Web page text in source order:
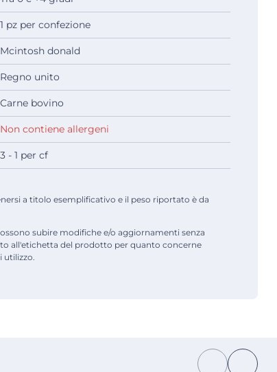
1 pz per confezione
Mcintosh donald
Regno unito
Carne bovino
Non contiene allergeni
3 - 1 per cf
a titolo esemplificativo e il peso riportato è da
subire modifiche e/o aggiornamenti senza
all'etichetta del prodotto per quanto concerne
utilizzo.